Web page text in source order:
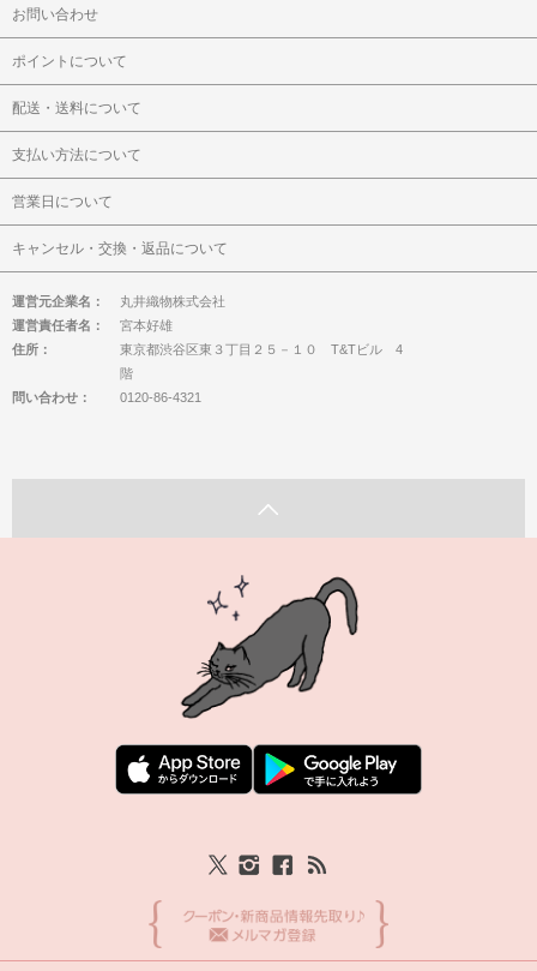
お問い合わせ
ポイントについて
配送・送料について
支払い方法について
営業日について
キャンセル・交換・返品について
運営元企業名：
丸井織物株式会社
運営責任者名：
宮本好雄
住所：
東京都渋谷区東３丁目２５－１０ T&Tビル 4
階
問い合わせ：
0120-86-4321